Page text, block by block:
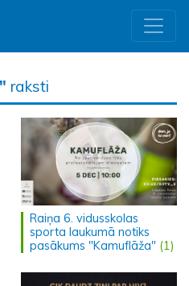
raksti
Raiņa 6. vidusskolas
sporta laukumā notiks
pasākums "Kamuflāža" (1)